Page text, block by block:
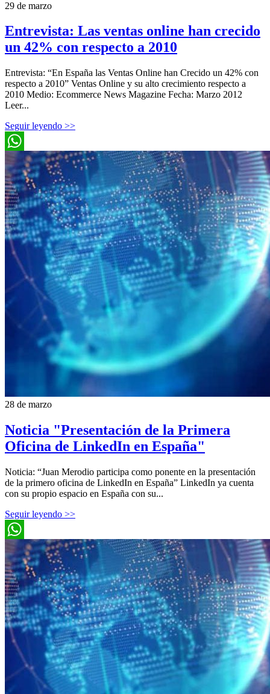
29 de marzo
Entrevista: Las ventas online han crecido
un 42% con respecto a 2010
Entrevista: “En España las Ventas Online han Crecido un 42% con
respecto a 2010” Ventas Online y su alto crecimiento respecto a
2010 Medio: Ecommerce News Magazine Fecha: Marzo 2012
Leer...
Seguir leyendo >>
WhatsApp
28 de marzo
Noticia "Presentación de la Primera
Oficina de LinkedIn en España"
Noticia: “Juan Merodio participa como ponente en la presentación
de la primero oficina de LinkedIn en España” LinkedIn ya cuenta
con su propio espacio en España con su...
Seguir leyendo >>
WhatsApp